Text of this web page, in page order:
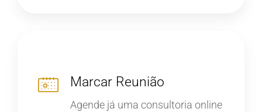
Marcar Reunião
Agende já uma consultoria online